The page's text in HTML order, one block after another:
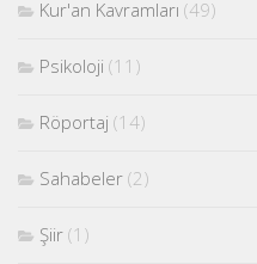
Kur'an Kavramları (49)
Psikoloji (11)
Röportaj (14)
Sahabeler (2)
Şiir (1)